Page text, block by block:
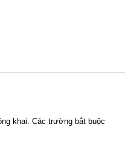
khai. Các trường bắt buộc